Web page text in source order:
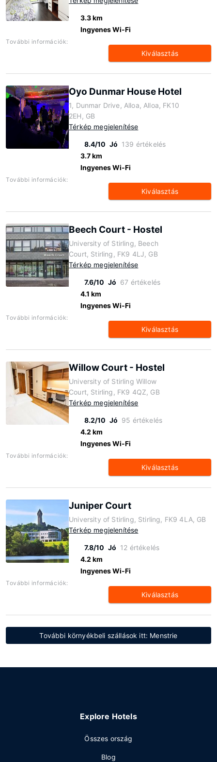
3.3 km
Ingyenes Wi-Fi
További információk:
Kiválasztás
Oyo Dunmar House Hotel
1, Dunmar Drive, Alloa, Alloa, FK10
2EH, GB
Térkép megjelenítése
8.4/10 Jó 139 értékelés
3.7 km
Ingyenes Wi-Fi
További információk:
Kiválasztás
Beech Court - Hostel
University of Stirling, Beech
Court, Stirling, FK9 4LJ, GB
Térkép megjelenítése
7.6/10 Jó 67 értékelés
4.1 km
Ingyenes Wi-Fi
További információk:
Kiválasztás
Willow Court - Hostel
University of Stirling Willow
Court, Stirling, FK9 4QZ, GB
Térkép megjelenítése
8.2/10 Jó 95 értékelés
4.2 km
Ingyenes Wi-Fi
További információk:
Kiválasztás
Juniper Court
University of Stirling, Stirling, FK9 4LA, GB
Térkép megjelenítése
7.8/10 Jó 12 értékelés
4.2 km
Ingyenes Wi-Fi
További információk:
Kiválasztás
További környékbeli szállások itt: Menstrie
Explore Hotels
Összes ország
Blog